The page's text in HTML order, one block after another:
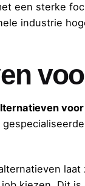
een sterke
industrie
voor